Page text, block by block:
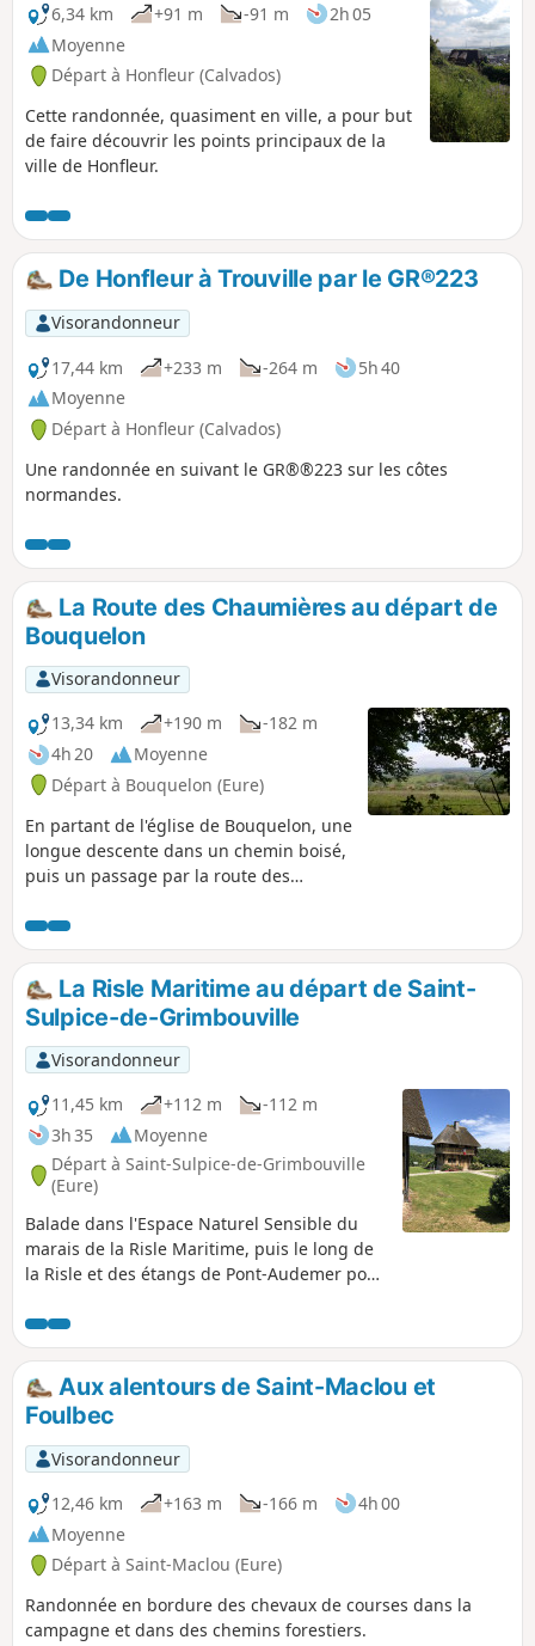
6,34 km +91 m -91 m
2h 05
Moyenne
Départ à Honfleur (Calvados)
Cette randonnée, quasiment en ville, a pour but
de faire découvrir les points principaux de la
ville de Honfleur.
De Honfleur à Trouville par le GR®223
Visorandonneur
17,44 km
+233 m -264 m
5h 40
Moyenne
Départ à Honfleur (Calvados)
Une randonnée en suivant le GR®®223 sur les côtes
normandes.
La Route des Chaumières au départ de
Bouquelon
Visorandonneur
13,34 km
+190 m
-182 m
4h 20
Moyenne
Départ à Bouquelon (Eure)
En partant de l'église de Bouquelon, une
longue descente dans un chemin boisé,
puis un passage par la route des
pour revenir enfin par le Bois du Plessis.
La Risle Maritime au départ de Saint-
Sulpice-de-Grimbouville
Visorandonneur
11,45 km
+112 m
-112 m
3h 35
Moyenne
Départ à Saint-Sulpice-de-Grimbouville
(Eure)
Balade dans l'Espace Naturel Sensible du
marais de la Risle Maritime, puis le long de
la Risle et des étangs de Pont-Audemer pour
d'Aubigny, où se cachent des hêtres
majestueux. Ornithologues amateurs, vous
pourrez observer et surtout écouter un bon
nombre d'oiseaux allant du petit passereau
à la majestueuse cigogne. Les vaches
Aubrac aux cornes démesurées paissent
tranquillement dans le marais toute l'année,
vous pourrez les apercevoir de loin.
Randonnée proposée par l'office du tourisme
de Honfleur Terre d'Estuaire https://www.ot-
honfleur.fr/
Aux alentours de Saint-Maclou et
Foulbec
Visorandonneur
12,46 km
+163 m -166 m
4h 00
Moyenne
Départ à Saint-Maclou (Eure)
Randonnée en bordure des chevaux de courses dans la
campagne et dans des chemins forestiers.